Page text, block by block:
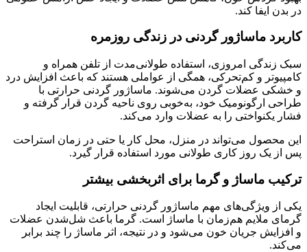
در بدن ایفا کند.
کاربرد ماساژور گردنی در زندگی روزمره
سبک زندگی امروزی، استفاده طولانی‌مدت از تلفن همراه و
کامپیوتر و کم‌تحرکی، همگی از عواملی هستند که باعث افزایش درد
و خشکی عضلات گردن می‌شوند. ماساژور گردنی حرارتی با
طراحی ارگونومیک خود، به‌خوبی روی ناحیه گردن قرار گرفته و
فشار یکنواختی را به عضلات وارد می‌کند.
این محصول می‌تواند در منزل، محل کار یا حتی در زمان استراحت
پس از یک روز کاری طولانی مورد استفاده قرار گیرد.
ترکیب ماساژ و گرما برای اثربخشی بیشتر
یکی از ویژگی‌های مهم ماساژور گردنی حرارتی، قابلیت ایجاد
گرمای ملایم هم‌زمان با ماساژ است. گرما باعث شل‌شدن عضلات
و افزایش جریان خون می‌شود و در نتیجه، اثر ماساژ را چند برابر
می‌کند.